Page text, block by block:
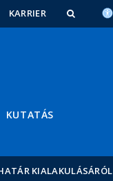
KARRIER
KUTATÁS
KIALAKULÁSÁRÓL